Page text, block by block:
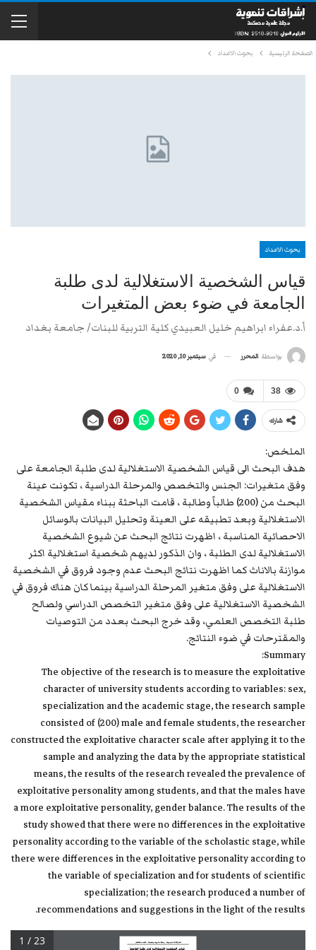
الصفحة الرئيسية بحوث الاعداد
بحوث الاعداد
قياس الشخصية الاستغلالية لدى طلبة
الجامعة في ضوء بعض المتغيرات
أ.د.عفراء ابراهيم خليل العبيدي كلية التربية للبنات/ جامعة بغداد
بواسطة المحرر في سبتمبر 10, 2020
0 38
شارك
الملخص:
هدف البحث الى قياس الشخصية الاستغلالية لدى طلبة الجامعة على
وفق متغيرات: الجنس والتخصص والمرحلة الدراسية ، تكونت عينة
البحث من (200) طالباً وطالبة ، قامت الباحثة ببناء مقياس الشخصية
الاستغلالية وبعد تطبيقه على العينة وتحليل البيانات بالوسائل
الاحصائية المناسبة ، اظهرت نتائج البحث عن شيوع الشخصية
الاستغلالية لدى الطلبة ، وان الذكور لديهم شخصية استغلالية اكثر
موازنة بالاناث كما اظهرت نتائج البحث عدم وجود فروق في الشخصية
الاستغلالية على وفق متغير المرحلة الدراسية بينما كان هناك فروق في
الشخصية الاستغلالية على وفق متغير التخصص الدراسي ولصالح
طلبة التخصص العلمي، وقد خرج البحث بعدد من التوصيات
والمقترحات في ضوء النتائج.
Summary:
The objective of the research is to measure the exploitative
character of university students according to variables: sex,
specialization and the academic stage, the research sample
consisted of (200) male and female students, the researcher
constructed the exploitative character scale after applying it to the
sample and analyzing the data by the appropriate statistical
means, the results of the research revealed the prevalence of
exploitative personality among students, and that the males have
a more exploitative personality, gender balance. The results of the
study showed that there were no differences in the exploitative
personality according to the variable of the scholastic stage, while
there were differences in the exploitative personality according to
the variable of specialization and for students of scientific
specialization; the research produced a number of
recommendations and suggestions in the light of the results.
أشـراقـات تنمــوية ... مجـلة علــمية محكــمة ... العــدد العاشر
قياس الشخصية الاستغلالية لدى طلبة الجامعة
1 / 23